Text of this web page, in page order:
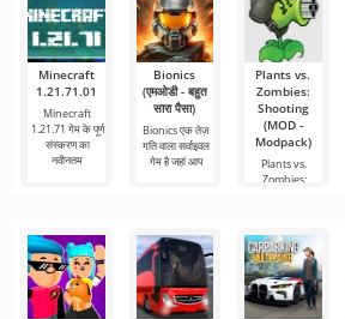
Minecraft
1.21.71.01
Minecraft
1.21.71 गेम के पूर्ण
संस्करण का
नवीनतम
Bionics
(एमओडी - बहुत
सारा पैसा)
Bionics एक तेज़
गति वाला सर्वाइवल
गेम है जहां आप
Plants vs.
Zombies:
Shooting
(MOD -
Modpack)
Plants vs.
Zombies: